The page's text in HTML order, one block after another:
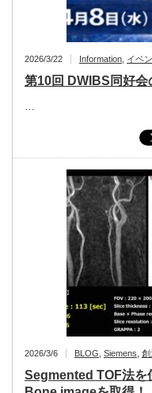
2026/3/22 Information イベ
第10回 DWIBS同好会
…
2026/3/6 BLOG Siemens 創
Segmented TOF法を